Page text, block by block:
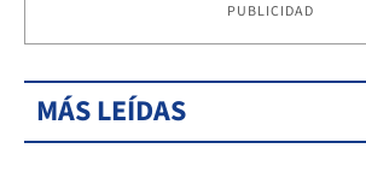
PUBLICIDAD
MÁS LEÍDAS